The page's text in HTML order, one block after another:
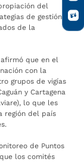
del
de gestión y
de la
que en el
con la
grupos de vigías
y Cartagena
lo que les
región del país
de Puntos
los comités